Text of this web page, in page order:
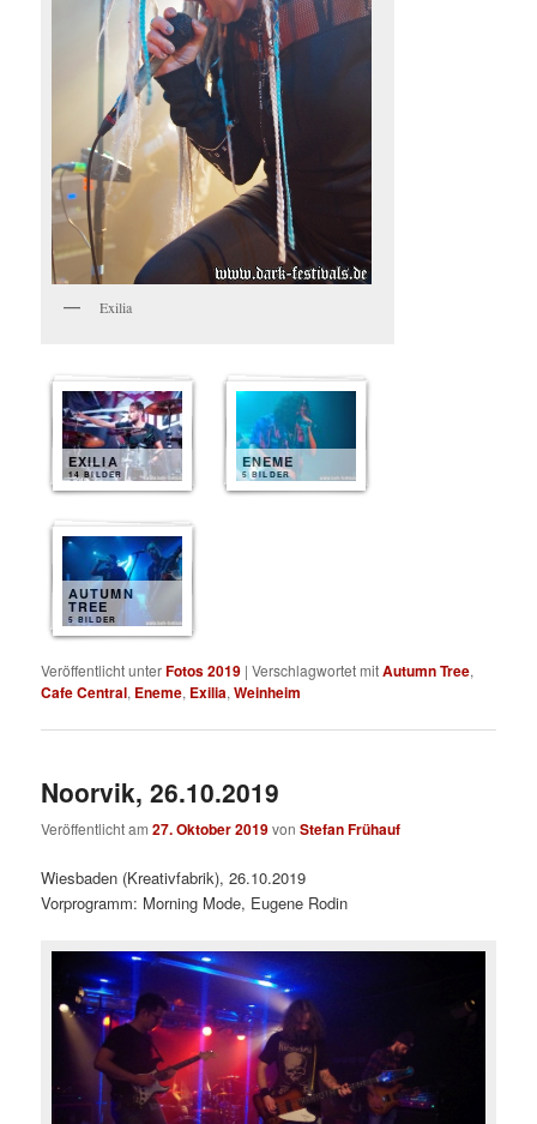
Exilia
EXILIA
14 BILDER
ENEME
5 BILDER
AUTUMN
TREE
5 BILDER
Veröffentlicht unterFotos 2019 |Verschlagwortet mitAutumn Tree,
Cafe Central, Eneme, Exilia,Weinheim
Noorvik, 26.10.2019
Veröffentlicht am27. Oktober 2019vonStefan Frühauf
Wiesbaden (Kreativfabrik), 26.10.2019
Vorprogramm: Morning Mode, Eugene Rodin